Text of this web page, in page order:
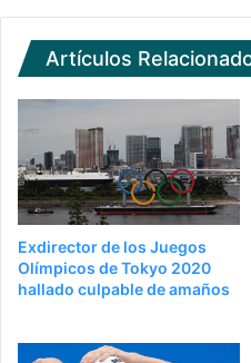
Artículos
Exdirector de los Juegos
Olímpicos de Tokyo 2020
hallado culpable de amaños